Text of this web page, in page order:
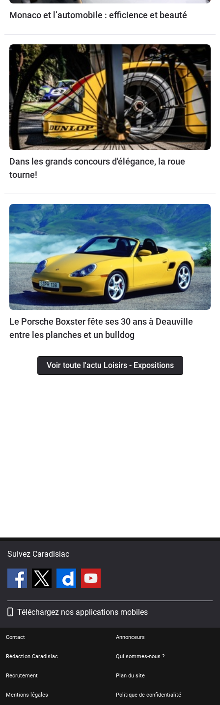
Monaco et l’automobile : efficience et beauté
Dans les grands concours d'élégance, la roue
tourne!
Le Porsche Boxster fête ses 30 ans à Deauville
entre les planches et un bulldog
Voir toute l'actu Loisirs - Expositions
Suivez Caradisiac
Téléchargez nos applications mobiles
Contact Annonceurs
Rédaction Caradisiac Qui sommes-nous ?
Recrutement Plan du site
Mentions légales Politique de confidentialité